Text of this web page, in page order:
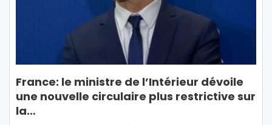
France: le ministre de l’Intérieur dévoile
une nouvelle circulaire plus restrictive sur
la…